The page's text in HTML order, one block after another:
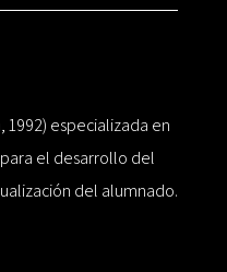
especializada en
el desarrollo del
del alumnado.